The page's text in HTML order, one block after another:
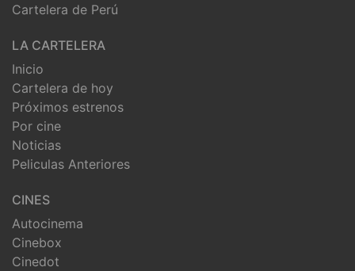
Cartelera de Perú
LA CARTELERA
Inicio
Cartelera de hoy
Próximos estrenos
Por cine
Noticias
Peliculas Anteriores
CINES
Autocinema
Cinebox
Cinedot